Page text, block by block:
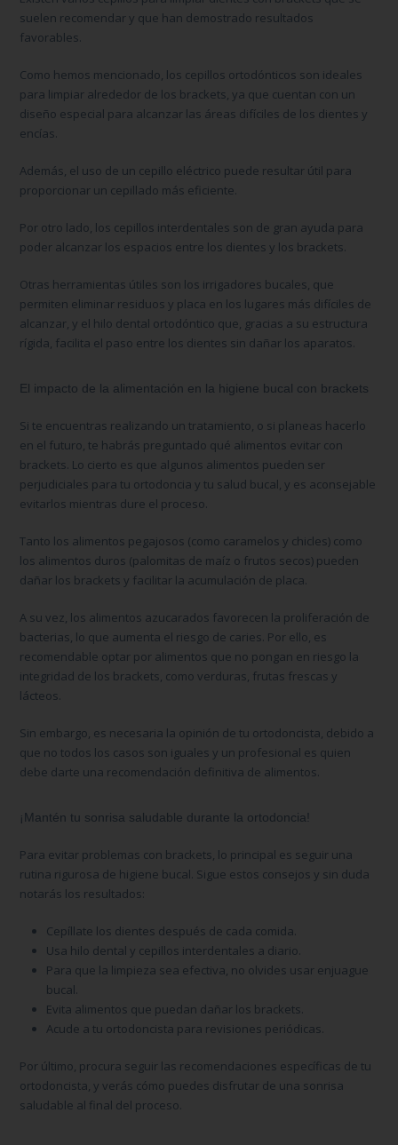
suelen recomendar y que han demostrado resultados
favorables.
Como hemos mencionado, los cepillos ortodónticos son ideales
para limpiar alrededor de los brackets, ya que cuentan con un
diseño especial para alcanzar las áreas difíciles de los dientes y
encías.
Además, el uso de un cepillo eléctrico puede resultar útil para
proporcionar un cepillado más eficiente.
Por otro lado, los cepillos interdentales son de gran ayuda para
poder alcanzar los espacios entre los dientes y los brackets.
Otras herramientas útiles son los irrigadores bucales, que
permiten eliminar residuos y placa en los lugares más difíciles de
alcanzar, y el hilo dental ortodóntico que, gracias a su estructura
rígida, facilita el paso entre los dientes sin dañar los aparatos.
El impacto de la alimentación en la higiene bucal con brackets
Si te encuentras realizando un tratamiento, o si planeas hacerlo
en el futuro, te habrás preguntado qué alimentos evitar con
brackets. Lo cierto es que algunos alimentos pueden ser
perjudiciales para tu ortodoncia y tu salud bucal, y es aconsejable
evitarlos mientras dure el proceso.
Tanto los alimentos pegajosos (como caramelos y chicles) como
los alimentos duros (palomitas de maíz o frutos secos) pueden
dañar los brackets y facilitar la acumulación de placa.
A su vez, los alimentos azucarados favorecen la proliferación de
bacterias, lo que aumenta el riesgo de caries. Por ello, es
recomendable optar por alimentos que no pongan en riesgo la
integridad de los brackets, como verduras, frutas frescas y
lácteos.
Sin embargo, es necesaria la opinión de tu ortodoncista, debido a
que no todos los casos son iguales y un profesional es quien
debe darte una recomendación definitiva de alimentos.
¡Mantén tu sonrisa saludable durante la ortodoncia!
Para evitar problemas con brackets, lo principal es seguir una
rutina rigurosa de higiene bucal. Sigue estos consejos y sin duda
notarás los resultados:
Cepíllate los dientes después de cada comida.
Usa hilo dental y cepillos interdentales a diario.
Para que la limpieza sea efectiva, no olvides usar enjuague
bucal.
Evita alimentos que puedan dañar los brackets.
Acude a tu ortodoncista para revisiones periódicas.
Por último, procura seguir las recomendaciones específicas de tu
ortodoncista, y verás cómo puedes disfrutar de una sonrisa
saludable al final del proceso.